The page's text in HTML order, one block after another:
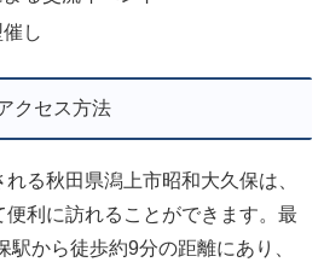
し
クセス方法
る秋田県潟上市昭和大久保は、
利に訪れることができます。最
から徒歩約9分の距離にあり、